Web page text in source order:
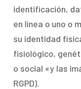
identificación,
en línea o uno o
su identidad
fisiológico,
o social «y las
RGPD).